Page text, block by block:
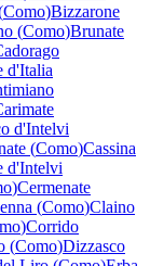
Como)Bizzarone
(Como)Brunate
d'Italia
d'Intelvi
(Como)Cassina
d'Intelvi
)Cermenate
(Como)Claino
)Corrido
(Como)Dizzasco